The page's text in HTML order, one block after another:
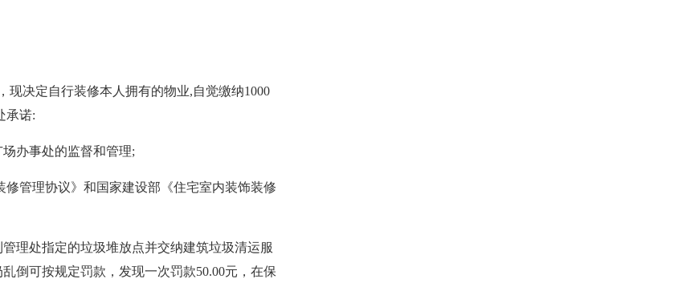
现决定自行装修本人拥有的物业,自觉缴纳1000
承诺:
办事处的监督和管理;
管理协议》和国家建设部《住宅室内装饰装修
理处指定的垃圾堆放点并交纳建筑垃圾清运服
倒可按规定罚款，发现一次罚款50.00元，在保